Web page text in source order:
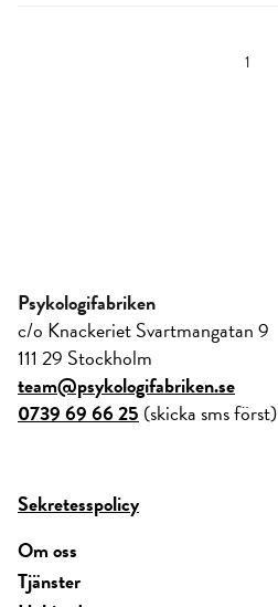
1
Psykologifabriken
c/o Knackeriet Svartmangatan 9
111 29 Stockholm
team@psykologifabriken.se
0739 69 66 25 (skicka sms först)
Sekretesspolicy
Om oss
Tjänster